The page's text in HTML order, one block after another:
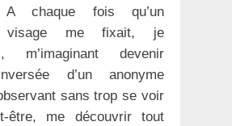
A chaque fois qu’un
visage me fixait, je
m’imaginant devenir
d’un anonyme
sans trop se voir
être, me découvrir tout